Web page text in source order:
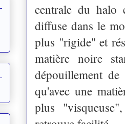
centrale du halo
diffuse dans le
plus "rigide" et
matière noire
dépouillement
qu'avec une
plus